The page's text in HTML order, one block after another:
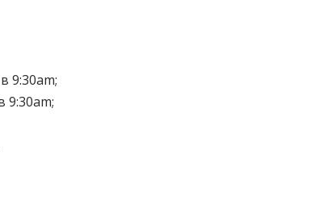
9:30am;
9:30am;